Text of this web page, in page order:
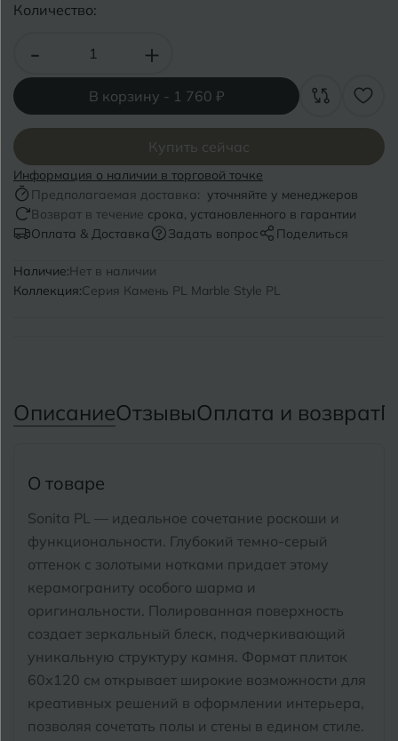
Количество:
- +
В корзину - 1 760 ₽
Купить сейчас
Информация о наличии в торговой точке
Предполагаемая доставка: уточняйте у менеджеров
Возврат в течение срока, установленного в гарантии
Оплата & Доставка
Задать вопрос Поделиться
Наличие:Нет в наличии
Коллекция:Серия Камень PL Marble Style PL
ОписаниеОтзывыОплата и возврат
О товаре
Sonita PL — идеальное сочетание роскоши и
функциональности. Глубокий темно-серый
оттенок с золотыми нотками придает этому
керамограниту особого шарма и
оригинальности. Полированная поверхность
создает зеркальный блеск, подчеркивающий
уникальную структуру камня. Формат плиток
60x120 см открывает широкие возможности для
креативных решений в оформлении интерьера,
позволяя сочетать полы и стены в едином стиле.
Волгоград
Волгодонск
Воронеж
Воткинск
Г Геленджик
Е Евпатория
Иваново
Ижевск
Кемерово
Ковров
Кострома
Славянск-на-Кубани
Смоленск
Сосновый Бор
Сочи
Сыктывкар
Тольятти
Томск
Тула
Тюмень
У Улан-Удэ